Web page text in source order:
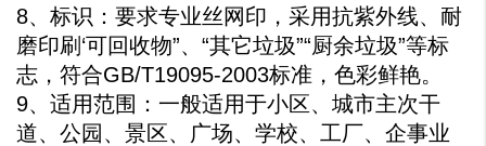
8、标识：要求专业丝网印，采用抗紫外线、耐
磨印刷‘可回收物”、“其它垃圾”“厨余垃圾”等标
志，符合GB/T19095-2003标准，色彩鲜艳。
9、适用范围：一般适用于小区、城市主次干
道、公园、景区、广场、学校、工厂、企事业